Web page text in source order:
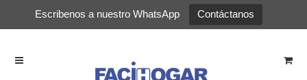
Escribenos a nuestro WhatsApp Contáctanos
Ir
Ir